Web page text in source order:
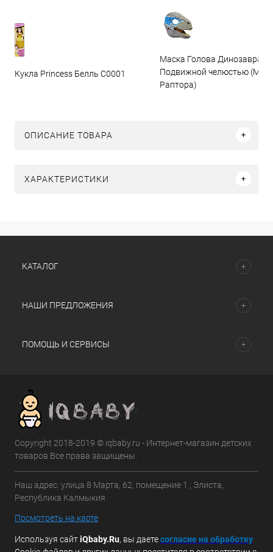
Кукла Princess Белль C0001
Маска Голова Динозавра с
Подвижной челюстью
Раптора)
ОПИСАНИЕ ТОВАРА
ХАРАКТЕРИСТИКИ
КАТАЛОГ
НАШИ ПРЕДЛОЖЕНИЯ
ПОМОЩЬ И СЕРВИСЫ
Copyright 2018-2019 © iqbaby.ru - Интернет-магазин детских
товаров Все права защищены.
Наш адрес: улица 8 Марта, 62, помещение 1 , Элиста,
Республика Калмыкия
Посмотреть на карте
Используя сайтiQbaby.Ru, вы даетесогласие на обработку